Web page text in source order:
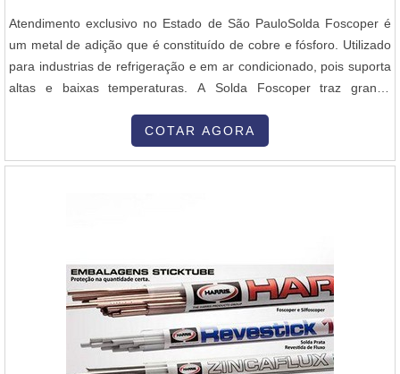
Atendimento exclusivo no Estado de São PauloSolda Foscoper é
um metal de adição que é constituído de cobre e fósforo. Utilizado
para industrias de refrigeração e em ar condicionado, pois suporta
altas e baixas temperaturas. A Solda Foscoper traz grande
Conheça mais sobre a empresa fornecedora de Solda FoscoperA
COTAR AGORA